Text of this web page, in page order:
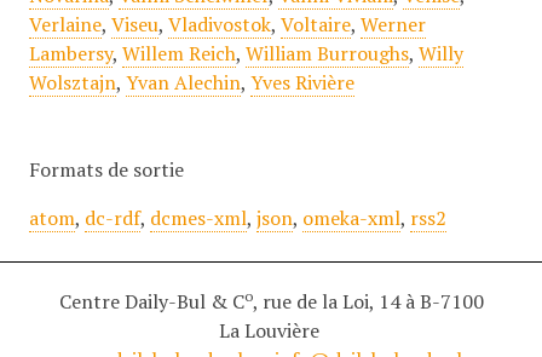
Verlaine, Viseu, Vladivostok, Voltaire, Werner
Lambersy, Willem Reich, William Burroughs, Willy
Wolsztajn, Yvan Alechin, Yves Rivière
Formats de sortie
atom, dc-rdf, dcmes-xml, json, omeka-xml, rss2
Centre Daily-Bul & Co, rue de la Loi, 14 à B-7100
La Louvière